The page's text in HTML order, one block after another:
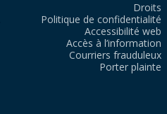
Droits
Politique de confidentialité
Accessibilité web
Accès à l’information
Courriers frauduleux
Porter plainte